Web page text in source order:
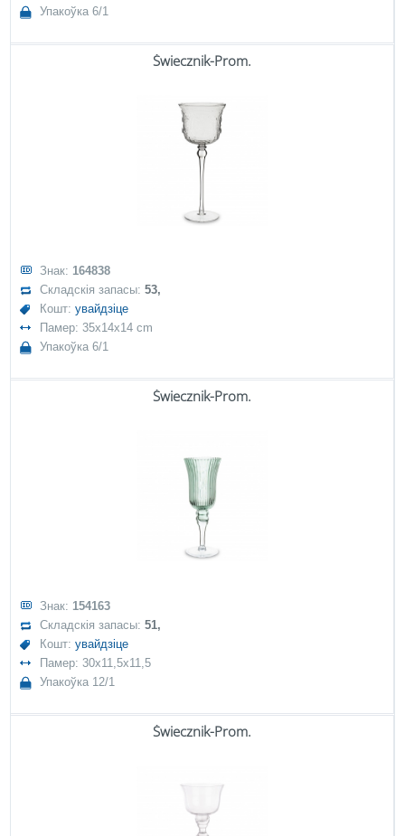
Упакоўка 6/1
Świecznik-Prom.
Знак: 164838
Складскія запасы:53,
Кошт:увайдзіце
Памер: 35x14x14 cm
Упакоўка 6/1
Świecznik-Prom.
Знак: 154163
Складскія запасы:51,
Кошт:увайдзіце
Памер: 30x11,5x11,5
Упакоўка 12/1
Świecznik-Prom.